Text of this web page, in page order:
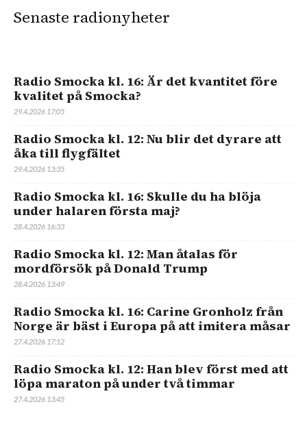
Senaste radionyheter
Radio Smocka kl. 16: Är det kvantitet före
kvalitet på Smocka?
29.4.2026 17:05
Radio Smocka kl. 12: Nu blir det dyrare att
åka till flygfältet
29.4.2026 13:35
Radio Smocka kl. 16: Skulle du ha blöja
under halaren första maj?
28.4.2026 16:33
Radio Smocka kl. 12: Man åtalas för
mordförsök på Donald Trump
28.4.2026 13:49
Radio Smocka kl. 16: Carine Gronholz från
Norge är bäst i Europa på att imitera måsar
27.4.2026 17:12
Radio Smocka kl. 12: Han blev först med att
löpa maraton på under två timmar
27.4.2026 13:45